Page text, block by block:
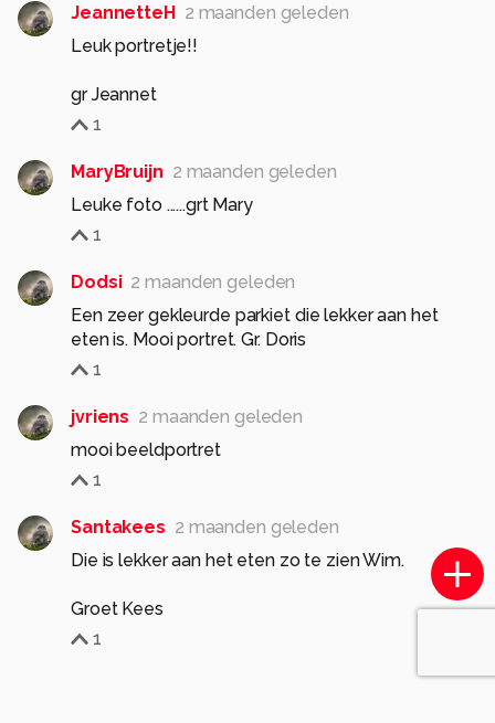
JeannetteH 2 maanden geleden
Leuk portretje!!
gr Jeannet
1
MaryBruijn 2 maanden geleden
Leuke foto ......grt Mary
1
Dodsi 2 maanden geleden
Een zeer gekleurde parkiet die lekker aan het
eten is. Mooi portret. Gr. Doris
1
jvriens 2 maanden geleden
mooi beeldportret
1
Santakees 2 maanden geleden
Die is lekker aan het eten zo te zien Wim.
Groet Kees
1